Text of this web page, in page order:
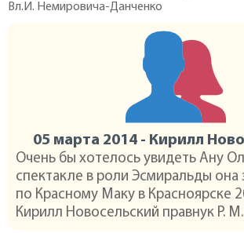
Вл.И. Немировича-Данченко
Очень бы хотелось увидеть Ану
спектакле в роли Эсмиральды она
по Красному Маку в Красноярске
Кирилл Новосельский правнук Р. М.
05 марта 2014 - Кирилл